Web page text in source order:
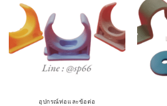
อุปกรณ์ท่อและข้อต่อ